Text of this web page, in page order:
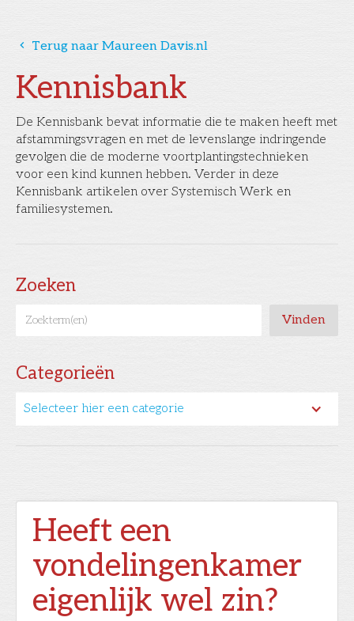
Kennisbank
De Kennisbank bevat informatie die te maken heeft met
afstammingsvragen en met de levenslange indringende
gevolgen die de moderne voortplantingstechnieken
voor een kind kunnen hebben. Verder in deze
Kennisbank artikelen over Systemisch Werk en
familiesystemen.
Zoeken
Categorieën
Selecteer hier een categorie
󰅁 Terug naar Maureen Davis.nl
Heeft een
vondelingenkamer
eigenlijk wel zin?